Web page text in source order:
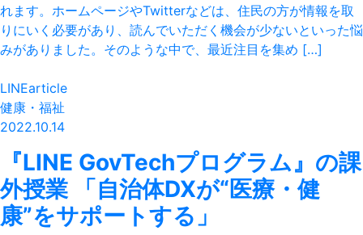
れます。ホームページやTwitterなどは、住民の方が情報を取
りにいく必要があり、読んでいただく機会が少ないといった悩
みがありました。そのような中で、最近注目を集め […]
LINEarticle
健康・福祉
2022.10.14
『LINE GovTechプログラム』の課
外授業 「自治体DXが“医療・健
康”をサポートする」